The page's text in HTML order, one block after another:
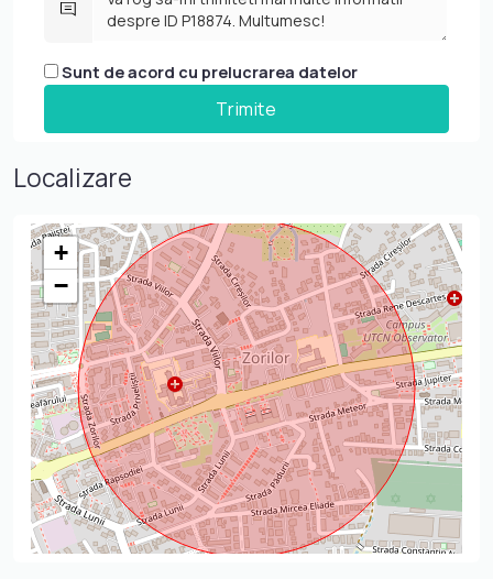
Sunt de acord cu prelucrarea datelor
Localizare
+
−